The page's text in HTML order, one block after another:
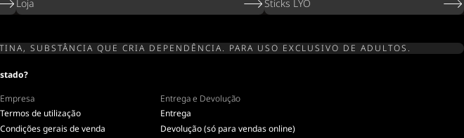
Loja Sticks LYO
SUBSTÂNCIA QUE CRIA DEPENDÊNCIA. PARA USO EXCLUSIVO DE ADULTOS.
Empresa
Termos de utilização
Condições gerais de venda
Entrega e Devolução
Entrega
Devolução (só para vendas online)